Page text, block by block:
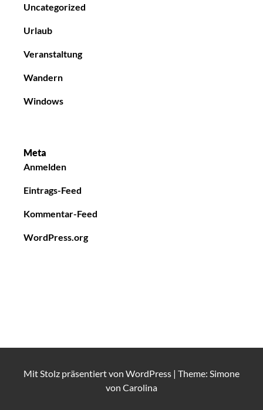
Uncategorized
Urlaub
Veranstaltung
Wandern
Windows
Meta
Anmelden
Eintrags-Feed
Kommentar-Feed
WordPress.org
Mit Stolz präsentiert von WordPress | Theme: Simone
von Carolina